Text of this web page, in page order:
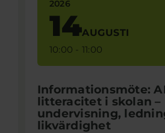
2026
14AUGUSTI
10:00 - 11:00
Informationsmöte:
litteracitet i skolan –
undervisning,
likvärdighet